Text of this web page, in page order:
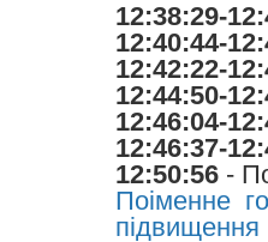
12:38:29-
12:40:44-
12:42:22-
12:44:50-
12:46:04-
12:46:37-
12:50:56 -
Поіменне